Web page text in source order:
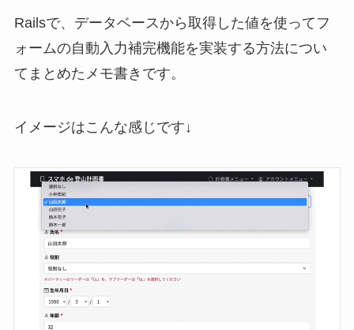
Railsで、データベースから取得した値を使ってフ
ォームの自動入力補完機能を実装する方法につい
てまとめたメモ書きです。
イメージはこんな感じです↓